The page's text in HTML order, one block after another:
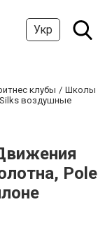
Укр
клубы
Школы
воздушные
Pole